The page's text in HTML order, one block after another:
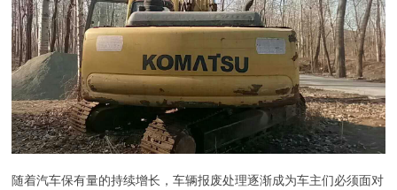
随着汽车保有量的持续增长，车辆报废处理逐渐成为车主们必须面对